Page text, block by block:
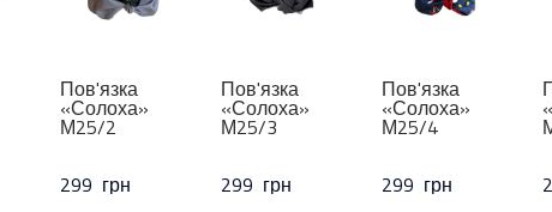
Пов'язка
«Солоха»
М25/2
299  грн
Пов'язка
«Солоха»
М25/3
299  грн
Пов'язка
«Солоха»
М25/4
299  грн